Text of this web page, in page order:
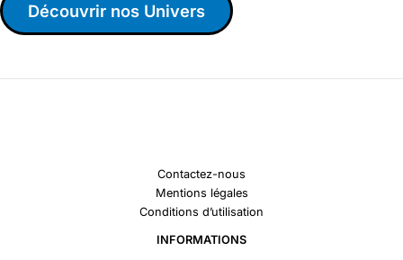
Découvrir nos Univers
Contactez-nous
Mentions légales
Conditions d’utilisation
INFORMATIONS